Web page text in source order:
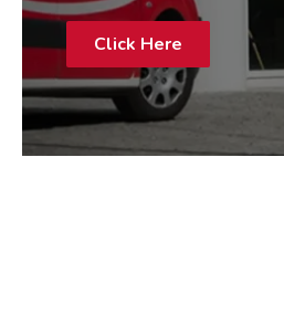
Click Here